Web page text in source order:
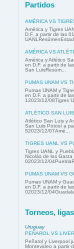
Partidos
AMÉRICA VS
América y Tigres
D.F. a partir de las
AMÉRICA VS
América y Atlético
en D.F. a partir de
San LuisResúm...
PUMAS UNAM VS
Pumas UNAM y
en D.F. a partir de
12023/12/08Tigres
ATLÉTICO SAN
Atlético San Luis y
San Luis Potosí a
52023/12/07Amé...
TIGRES UANL VS
Tigres UANL y
Nicolás de los
02023/12/
PUMAS UNAM VS
Pumas UNAM y
en D.F. a partir de
02023/12/
Torneos, ligas
Uruguay
PEÑAROL VS
Peñarol y Liverpool
Montevideo a partir